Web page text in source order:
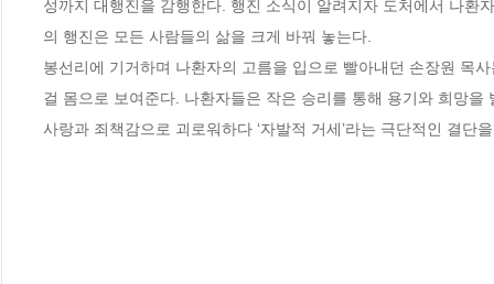
성까지 대행진을 감행한다. 행진 소식이 알려지자 도처에서 나
의 행진은 모든 사람들의 삶을 크게 바꿔 놓는다.
봉선리에 기거하며 나환자의 고름을 입으로 빨아내던 손장원 목
걸 몸으로 보여준다. 나환자들은 작은 승리를 통해 용기와 희망을
사랑과 죄책감으로 괴로워하다 ‘자발적 거세’라는 극단적인 결단